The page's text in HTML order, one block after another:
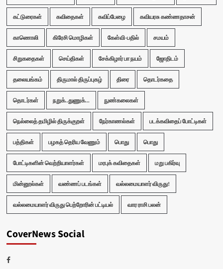
கட்டுரைகள் கவிதைகள் கவிப்பேழை கவியரசு கண்ணதாசன்
காணொலி கிரேசி மொழிகள் கேள்வி-பதில் சமயம்
சிறுகதைகள் செய்திகள் சேக்கிழார் பா நயம் ஜோதிடம்
தலையங்கம் திருமால் திருப்புகழ் திரை தொடர்கதை
தொடர்கள் நறுக்..துணுக்... நுண்கலைகள்
நெல்லைத் தமிழில் திருக்குறள் நேர்காணல்கள் படக்கவிதைப் போட்டிகள்
பத்திகள் பழகத் தெரிய வேணும் பொது பொது
போட்டிகளின் வெற்றியாளர்கள் மரபுக் கவிதைகள் மறு பகிர்வு
மின்னூல்கள் வண்ணப் படங்கள் வல்லமையாளர் விருது!
வல்லமையாளர் விருது பெற்றோரின் பட்டியல் வார ராசி பலன்
CoverNews Social
Facebook